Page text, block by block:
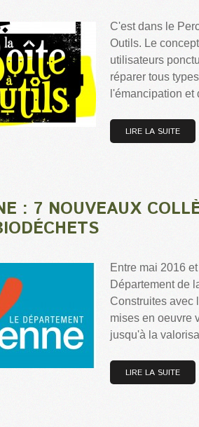
C'est dans le
Outils. Le
utilisateurs
réparer tous
l'émancipation
LIRE LA SUITE
: 7 NOUVEAUX
Entre mai 2016
Département de
Construites avec
mises en oeuvre
jusqu'à la
LIRE LA SUITE